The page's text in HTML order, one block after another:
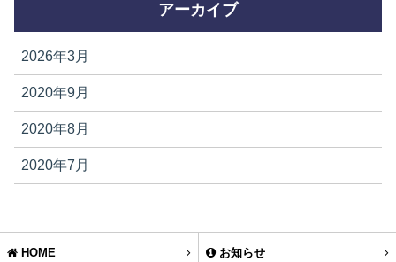
アーカイブ
2026年3月
2020年9月
2020年8月
2020年7月
HOME お知らせ